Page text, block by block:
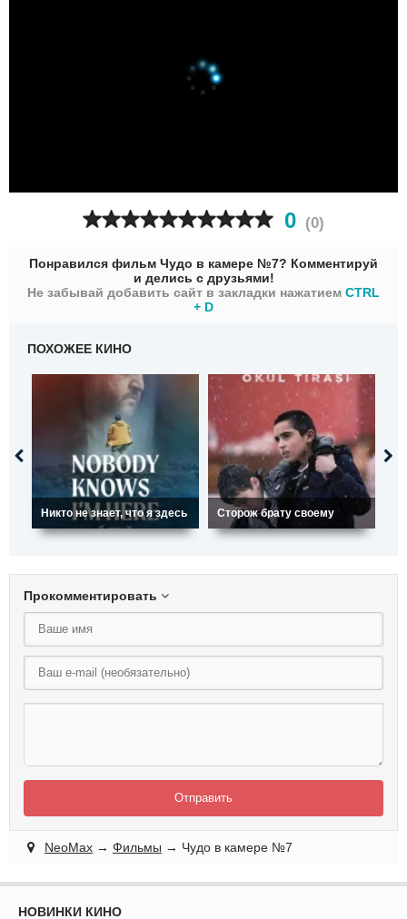
0 (0)
Понравился фильм Чудо в камере №7? Комментируй
и делись с друзьями!
Не забывай добавить сайт в закладки нажатием CTRL
+ D
ПОХОЖЕЕ КИНО
Никто не знает, что я здесь Сторож брату своему
Прокомментировать
Отправить
NeoMax → Фильмы → Чудо в камере №7
НОВИНКИ КИНО